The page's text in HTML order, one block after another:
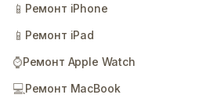
📱 Ремонт iPhone
📱 Ремонт iPad
⌚Ремонт Apple Watch
💻Ремонт MacBook